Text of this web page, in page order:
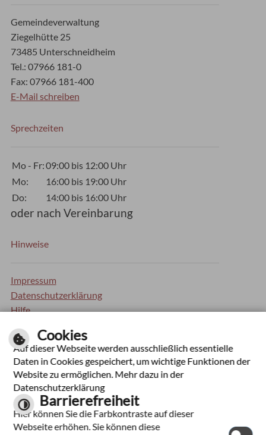
Gemeindeverwaltung
Ziegelhütte 25
73485 Unterschneidheim
Tel.: 07966 181-0
Fax: 07966 181-400
E-Mail schreiben
Sprechzeiten
Mo - Fr:09:00 bis 12:00 Uhr
Mo:
16:00 bis 19:00 Uhr
Do:
14:00 bis 16:00 Uhr
oder nach Vereinbarung
Hinweise
Impressum
Datenschutzerklärung
Hilfe
Barrierefreiheit
Kontrastseite
Optimiert für mobile Endgeräte
Cookies
Auf dieser Webseite werden ausschließlich essentielle
Daten in Cookies gespeichert, um wichtige Funktionen der
Website zu ermöglichen. Mehr dazu in der
Datenschutzerklärung
Barrierefreiheit
Hier können Sie die Farbkontraste auf dieser
Webseite erhöhen. Sie können diese